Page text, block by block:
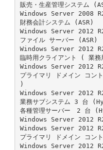
販売・生産管理システム
Windows Server 2008
財務会計システム (ASR)
Windows Server 2012
ファイル サーバー (ASR)
Windows Server 2012
臨時用クライアント ( 業
Windows Server 2012
プライマリ ドメイン コン
)
Windows Server 2012
業務サブシステム 3 台
各種管理サーバー 2 台
Windows Server 2012
Windows Server 2012
プライマリ ドメイン コン
Windows Server 2012